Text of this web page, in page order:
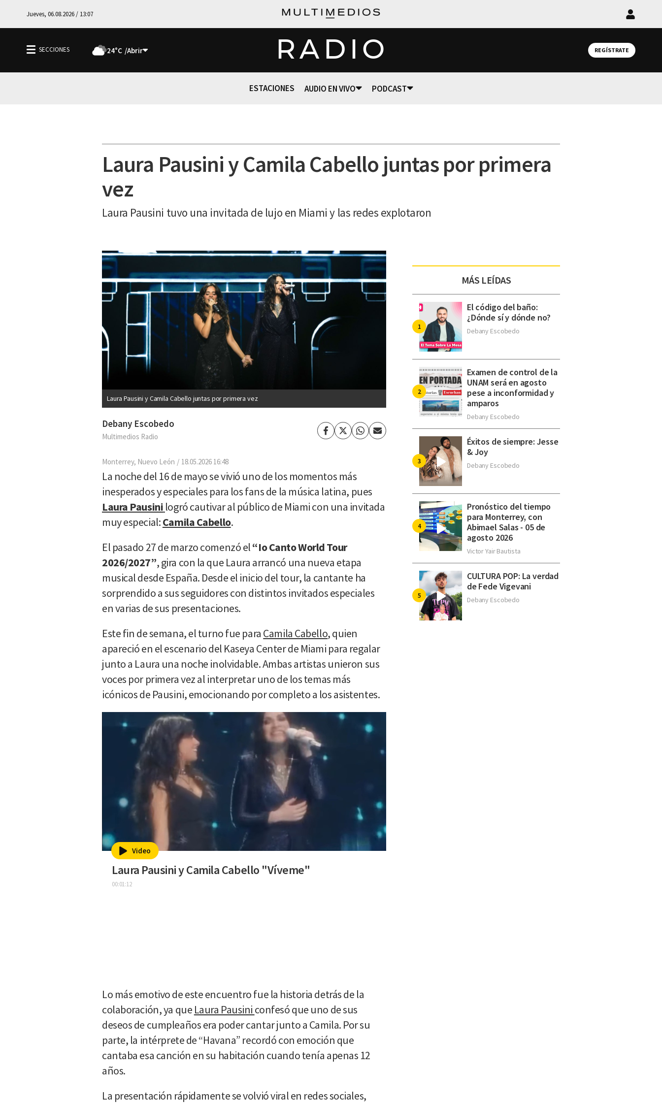
Jueves, 06.08.2026 / 13:07
Iniciar
24°C RADIO REGÍSTRATE
ESTACIONES AUDIO EN VIVO PODCAST
Laura Pausini y Camila Cabello juntas por primera
vez
Laura Pausini tuvo una invitada de lujo en Miami y las redes explotaron
Laura Pausini y Camila Cabello juntas por primera vez
Debany Escobedo
Multimedios Radio Facebook
TwitterWhatsapp
Enviar
Monterrey, Nuevo León 18.05.2026 16:48
La noche del 16 de mayo se vivió uno de los momentos más
inesperados y especiales para los fans de la música latina, pues
Laura Pausini logró cautivar al público de Miami con una invitada
muy especial:Camila Cabello.
El pasado 27 de marzo comenzó el“Io Canto World Tour
2026/2027”, gira con la que Laura arrancó una nueva etapa
musical desde España. Desde el inicio del tour, la cantante ha
sorprendido a sus seguidores con distintos invitados especiales
en varias de sus presentaciones.
Este fin de semana, el turno fue para Camila Cabello, quien
apareció en el escenario del Kaseya Center de Miami para regalar
junto a Laura una noche inolvidable. Ambas artistas unieron sus
voces por primera vez al interpretar uno de los temas más
icónicos de Pausini, emocionando por completo a los asistentes.
Video
Laura Pausini y Camila Cabello "Víveme"
00:01:12
Lo más emotivo de este encuentro fue la historia detrás de la
colaboración, ya que Laura Pausini confesó que uno de sus
deseos de cumpleaños era poder cantar junto a Camila. Por su
parte, la intérprete de “Havana” recordó con emoción que
cantaba esa canción en su habitación cuando tenía apenas 12
años.
La presentación rápidamente se volvió viral en redes sociales,
MÁS LEÍDAS
El código del baño:
¿Dónde sí y dónde no?
Debany Escobedo
Examen de control de la
UNAM será en agosto
pese a inconformidad y
amparos
Debany Escobedo
Éxitos de siempre: Jesse
& Joy
Debany Escobedo
Pronóstico del tiempo
para Monterrey, con
Abimael Salas - 05 de
agosto 2026
Victor Yair Bautista
CULTURA POP: La verdad
de Fede Vigevani
Debany Escobedo